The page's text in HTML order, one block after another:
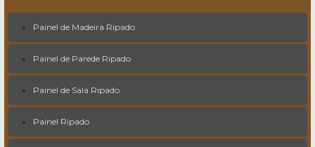
Painel de Madeira Ripado
Painel de Parede Ripado
Painel de Sala Ripado
Painel Ripado